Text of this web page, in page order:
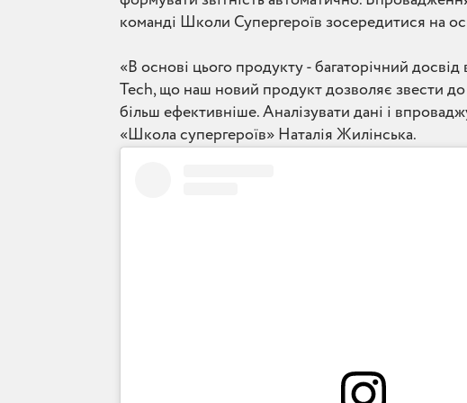
команді Школи Супергероїв зосередитися на
«В основі цього продукту - багаторічний
Tech, що наш новий продукт дозволяє звести
більш ефективніше. Аналізувати дані і
«Школа супергероїв» Наталія Жилінська.